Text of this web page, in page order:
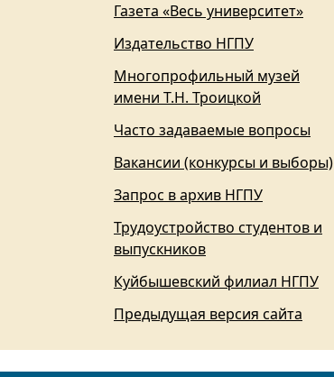
Газета «Весь университет»
Издательство НГПУ
Многопрофильный музей
имени Т.Н. Троицкой
Часто задаваемые вопросы
Вакансии (конкурсы и выборы)
Запрос в архив НГПУ
Трудоустройство студентов и
выпускников
Куйбышевский филиал НГПУ
Предыдущая версия сайта